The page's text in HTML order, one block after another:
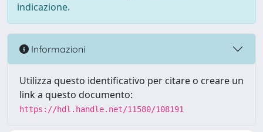
indicazione.
Informazioni
Utilizza questo identificativo per citare o creare un
link a questo documento:
https://hdl.handle.net/11580/108191